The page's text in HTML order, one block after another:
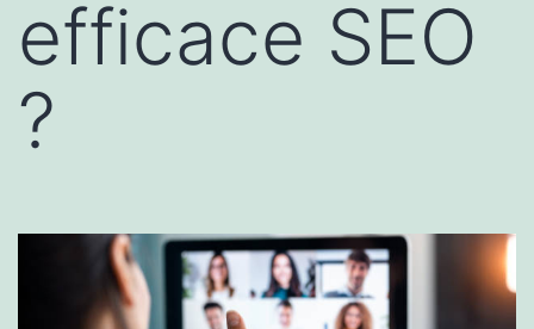
efficace SEO
?